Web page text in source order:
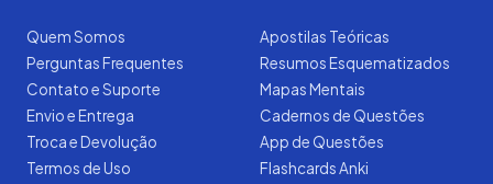
Quem Somos
Perguntas Frequentes
Contato e Suporte
Envio e Entrega
Troca e Devolução
Termos de Uso
Apostilas Teóricas
Resumos Esquematizados
Mapas Mentais
Cadernos de Questões
App de Questões
Flashcards Anki